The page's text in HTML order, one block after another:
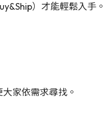
）才能輕鬆入手。
家依需求尋找。